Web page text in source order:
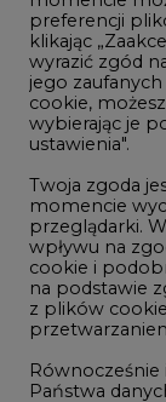
Handel
Wodór
Górnictwo
Atom
Fotowoltaika
Offshore
Zielone
preferencji
klikając
wyrazić zgód
jego
cookie,
wybierając je
ustawienia".
Twoja zgoda
momencie
przeglądarki.
wpływu na
cookie i
na podstawie
z plików
Państwa